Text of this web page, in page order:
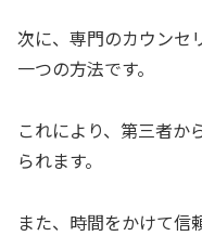
次に、専門のカウンセ
一つの方法です。
これにより、第三者か
られます。
また、時間をかけて信